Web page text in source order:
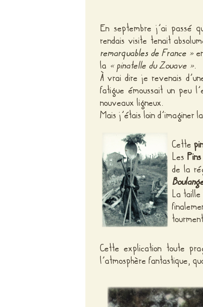
En septembre j’ai passé
rendais visite tenait
remarquables de France »
la « pinatelle du Zouave ».
À vrai dire je revenais
fatigue émoussait un peu
nouveaux ligneux.
Mais j’étais loin d’imaginer
Cette
Les
de la
La
Cette explication toute
l’atmosphère fantastique,